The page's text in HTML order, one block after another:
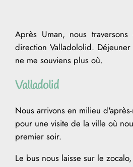
Après Uman, nous
direction Valladololid.
ne me souviens plus où.
Valladolid
Nous arrivons en milieu
pour une visite de la ville où
premier soir.
Le bus nous laisse sur le